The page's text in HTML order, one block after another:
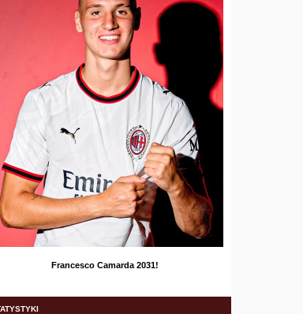
Francesco Camarda 2031!